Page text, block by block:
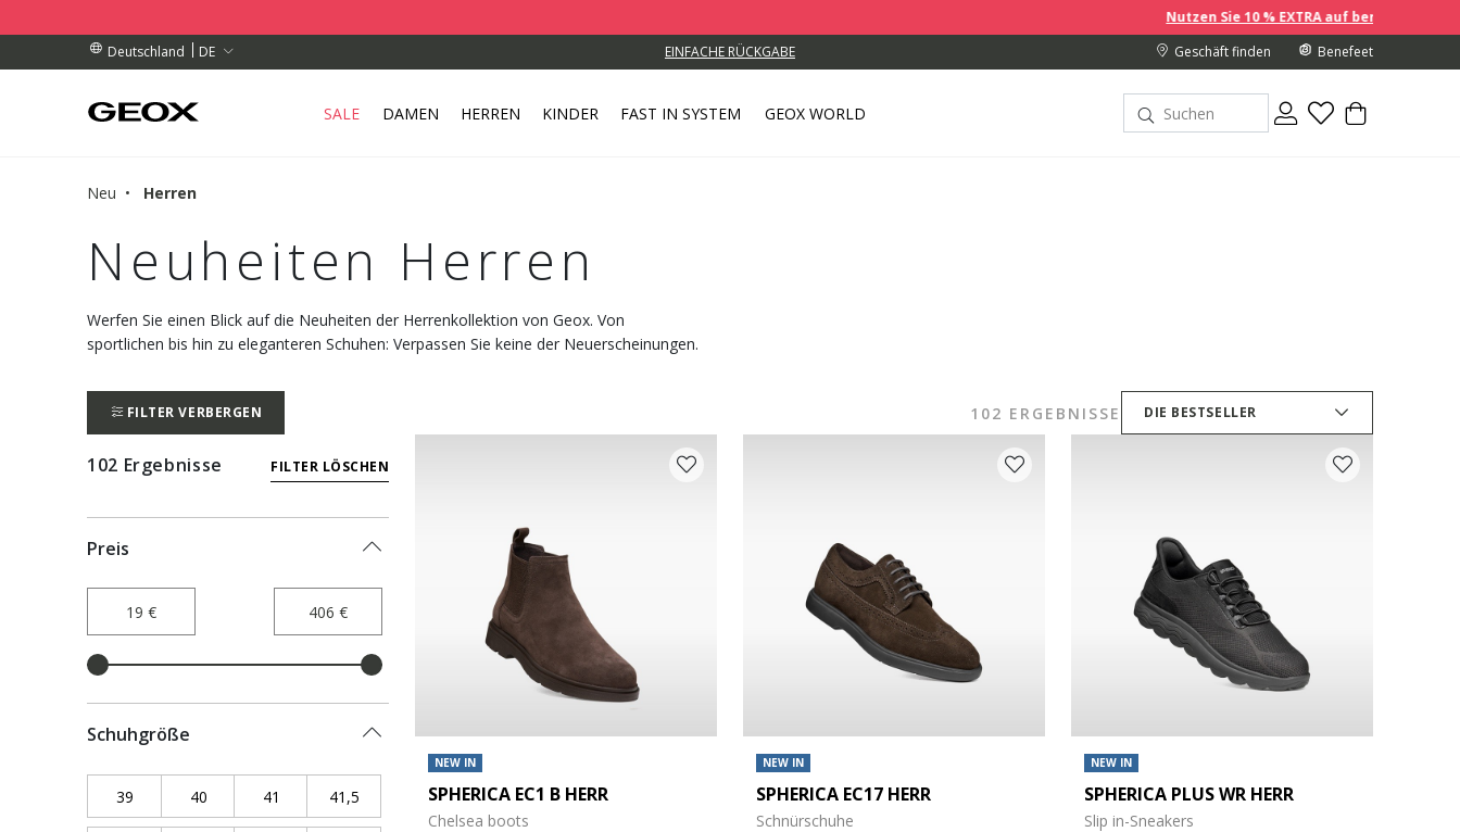
Nutzen Sie 10 % EXTRA auf bereits reduzierte Preise, wenn
Deutschland
DE
ÜBER 99.00 € EINFACHE RÜCKGABE
IN IHRER NÄHE AB.
ÜBER 99.00 € Geschäft finden Benefeet
SALE DAMEN HERREN KINDER FAST IN SYSTEM GEOX WORLD
Neu Herren
Neuheiten Herren
Werfen Sie einen Blick auf die Neuheiten der Herrenkollektion von Geox. Von
sportlichen bis hin zu eleganteren Schuhen: Verpassen Sie keine der Neuerscheinungen.
FILTER VERBERGEN 102 ERGEBNISSE DIE BESTSELLER
102 Ergebnisse FILTER LÖSCHEN
Preis
Schuhgröße
39 Refine by Schuhgröße: 39
40 Refine by Schuhgröße: 40
41 Refine by Schuhgröße: 41
41,5 Refine by Schuhgröße: 41,5
NEW IN
SPHERICA EC1 B HERR
Chelsea boots
NEW IN
SPHERICA EC17 HERR
Schnürschuhe
NEW IN
SPHERICA PLUS WR HERR
Slip in-Sneakers